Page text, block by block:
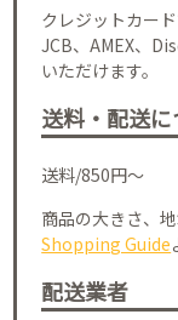
クレジットカー
JCB、AMEX、
いただけます。
送料・配送に
送料/850円～
商品の大きさ、
Shopping Guide
配送業者